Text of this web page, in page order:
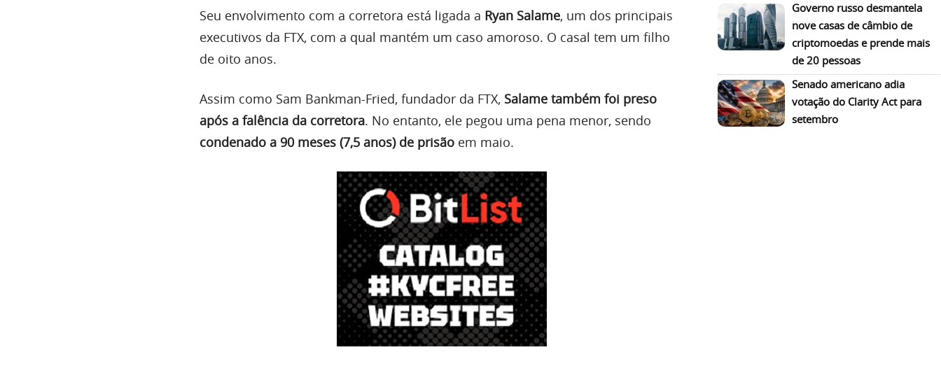
Seu envolvimento com a corretora está ligada a Ryan Salame, um dos principais
executivos da FTX, com a qual mantém um caso amoroso. O casal tem um filho
de oito anos.
Assim como Sam Bankman-Fried, fundador da FTX, Salame também foi preso
após a falência da corretora. No entanto, ele pegou uma pena menor, sendo
condenado a 90 meses (7,5 anos) de prisão em maio.
Governo russo desmantela
nove casas de câmbio de
criptomoedas e prende mais
de 20 pessoas
Senado americano adia
votação do Clarity Act para
setembro